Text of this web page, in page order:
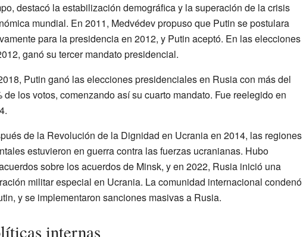
destacó la estabilización demográfica y la superación de la crisis
mundial. En 2011, Medvédev propuso que Putin se postulara
para la presidencia en 2012, y Putin aceptó. En las elecciones
ganó su tercer mandato presidencial.
Putin ganó las elecciones presidenciales en Rusia con más del
de los votos, comenzando así su cuarto mandato. Fue reelegido en
de la Revolución de la Dignidad en Ucrania en 2014, las regiones
estuvieron en guerra contra las fuerzas ucranianas. Hubo
sobre los acuerdos de Minsk, y en 2022, Rusia inició una
militar especial en Ucrania. La comunidad internacional condenó
y se implementaron sanciones masivas a Rusia.
internas